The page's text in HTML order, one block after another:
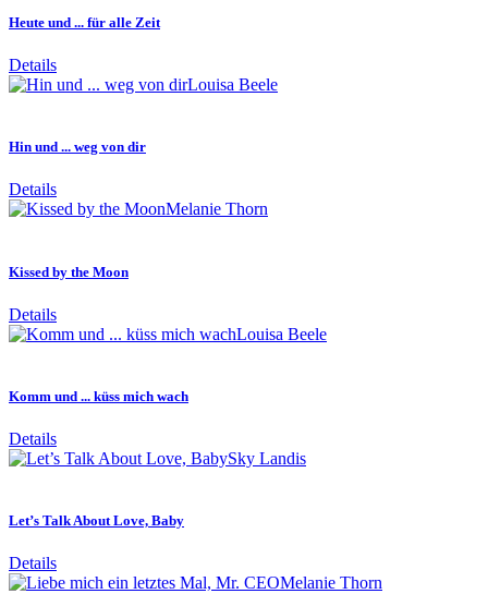
Heute und ... für alle Zeit
Details
Louisa Beele
Hin und ... weg von dir
Details
Melanie Thorn
Kissed by the Moon
Details
Louisa Beele
Komm und ... küss mich wach
Details
Sky Landis
Let’s Talk About Love, Baby
Details
Melanie Thorn